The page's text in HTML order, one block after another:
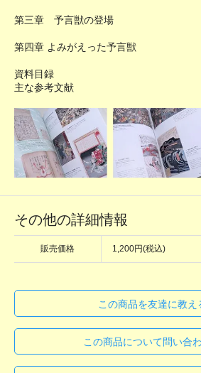
第三章 予言獣の登場
第四章 よみがえった予言獣
資料目録
主な参考文献
その他の詳細情報
販売価格 1,200円(税込)
この商品を友達に教え
この商品について問い合